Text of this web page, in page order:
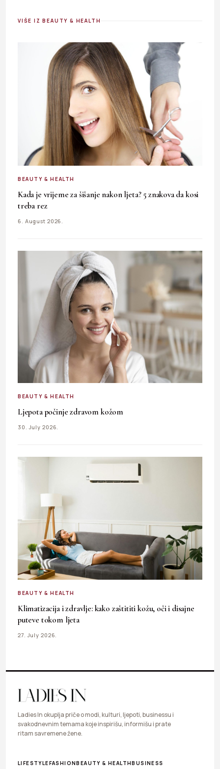
VIŠE IZ BEAUTY & HEALTH
BEAUTY & HEALTH
Kada je vrijeme za šišanje nakon ljeta? 5 znakova da kosi
treba rez
6. August 2026.
BEAUTY & HEALTH
Ljepota počinje zdravom kožom
30. July 2026.
BEAUTY & HEALTH
Klimatizacija i zdravlje: kako zaštititi kožu, oči i disajne
puteve tokom ljeta
27. July 2026.
Ladies In okuplja priče o modi, kulturi, ljepoti, businessu i
svakodnevnim temama koje inspirišu, informišu i prate
ritam savremene žene.
LIFESTYLEFASHIONBEAUTY & HEALTHBUSINESS